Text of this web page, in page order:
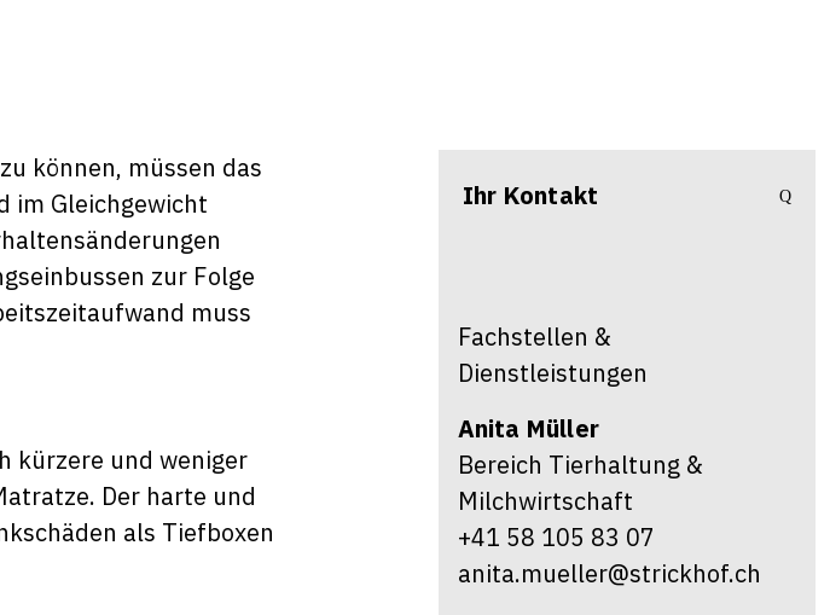
können, müssen das
im Gleichgewicht
zur Folge
muss
kürzere und weniger
Der harte und
als Tiefboxen
Ihr Kontakt
Fachstellen &
Dienstleistungen
Anita Müller
Bereich Tierhaltung &
Milchwirtschaft
+41 58 105 83 07
anita.mueller@strickhof.ch